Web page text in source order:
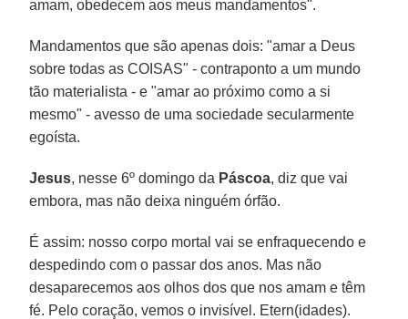
amam, obedecem aos meus mandamentos".
Mandamentos que são apenas dois: "amar a Deus
sobre todas as COISAS" - contraponto a um mundo
tão materialista - e "amar ao próximo como a si
mesmo" - avesso de uma sociedade secularmente
egoísta.
Jesus, nesse 6º domingo da Páscoa, diz que vai
embora, mas não deixa ninguém órfão.
É assim: nosso corpo mortal vai se enfraquecendo e
despedindo com o passar dos anos. Mas não
desaparecemos aos olhos dos que nos amam e têm
fé. Pelo coração, vemos o invisível. Etern(idades).